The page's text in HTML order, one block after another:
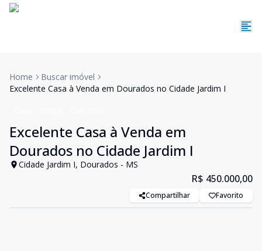
Home
Buscar imóvel
Excelente Casa à Venda em Dourados no Cidade Jardim I
Excelente Casa à Venda em
Dourados no Cidade Jardim I
Cidade Jardim I, Dourados - MS
R$ 450.000,00
Compartilhar Favorito